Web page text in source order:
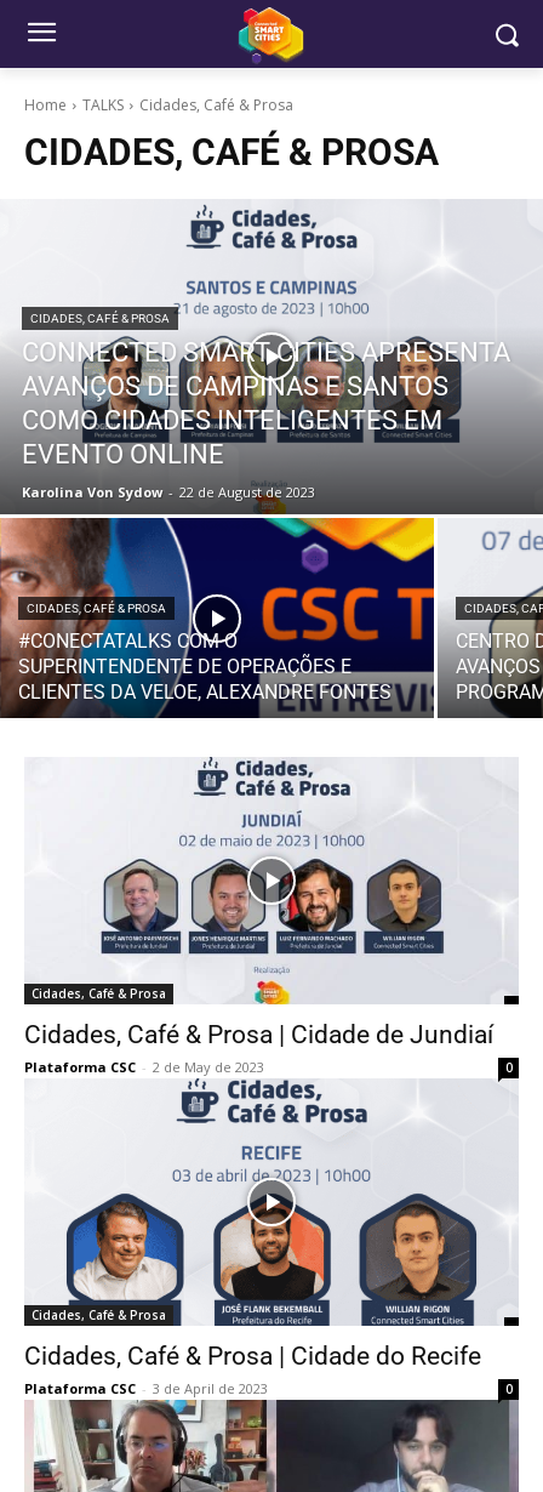
Home TALKS Cidades, Café & Prosa
CIDADES, CAFÉ & PROSA
CIDADES, CAFÉ & PROSA
CONNECTED SMART CITIES APRESENTA
AVANÇOS DE CAMPINAS E SANTOS
COMO CIDADES INTELIGENTES EM
EVENTO ONLINE
Karolina Von Sydow - 22 de August de 2023
CIDADES, CAFÉ & PROSA
#CONECTATALKS COM O
SUPERINTENDENTE DE OPERAÇÕES E
CLIENTES DA VELOE, ALEXANDRE FONTES
CIDADES,
CENTRO
Cidades, Café & Prosa
Cidades, Café & Prosa | Cidade de Jundiaí
Plataforma CSC - 2 de May de 2023 0
Cidades, Café & Prosa
Cidades, Café & Prosa | Cidade do Recife
Plataforma CSC - 3 de April de 2023 0